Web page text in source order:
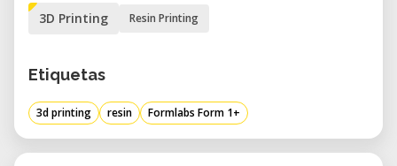
especificaciones, beneficios y aplicaciones
esta tecnología.
Características clave y especificaciones:
Impresión SLA de alta resolución:
3D Printing Resin Printing
Etiquetas
3d printing resin Formlabs Form 1+